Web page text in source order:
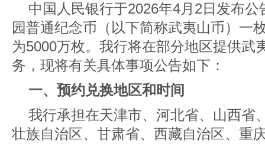
中国人民银行于2026年4月2日发布
园普通纪念币（以下简称武夷山币）一
为5000万枚。我行将在部分地区提供武
务，现将有关具体事项公告如下：
一、预约兑换地区和时间
我行承担在天津市、河北省、山西省
壮族自治区、甘肃省、西藏自治区、重